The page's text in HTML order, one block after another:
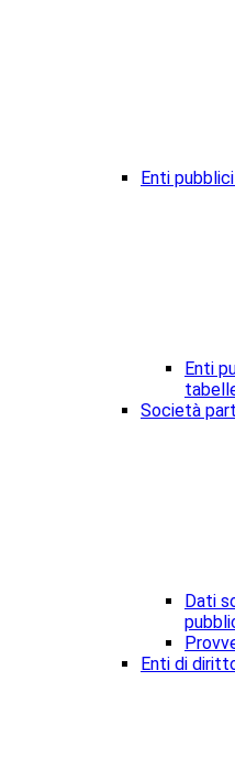
Enti
Enti
Società
Dati
Enti di